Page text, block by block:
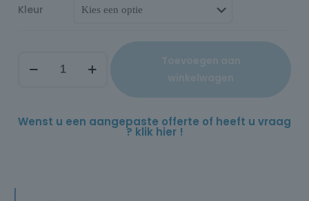
Kleur
Wenst u een aangepaste offerte of heeft u vraag
? klik hier !